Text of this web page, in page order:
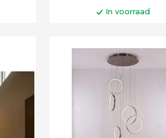
In voorraad
Op werkdagen voor 14:00
besteld = vandaag